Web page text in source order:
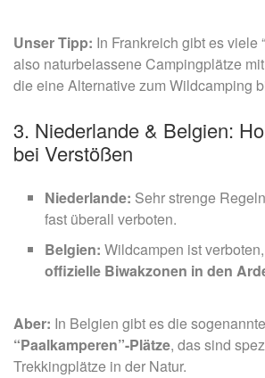
UnserTipp: In Frankreich gibt es viele “
also naturbelassene Campingplätze
die eine Alternative zum Wildcamping
3. Niederlande & Belgien:
bei Verstößen
Niederlande: Sehr strenge
fast überall verboten.
Belgien: Wildcampen ist
offizielle Biwakzonen in den
Aber: In Belgien gibt es die
“Paalkamperen”-Plätze, das sind
Trekkingplätze in der Natur.